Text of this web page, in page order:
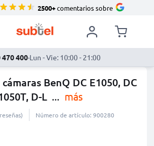
2500+comentarios sobre
470 400·Lun - Vie: 10:00 - 21:00
BenQ DC E1050, DC
D-L ... más
Número de artículo: 900280